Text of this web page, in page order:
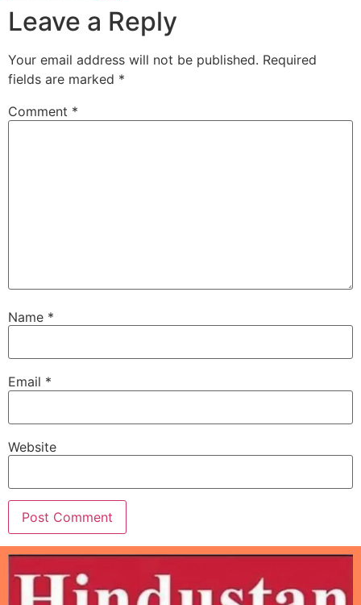
Leave a Reply
Your email address will not be published. Required
fields are marked *
Comment *
Name *
Email *
Website